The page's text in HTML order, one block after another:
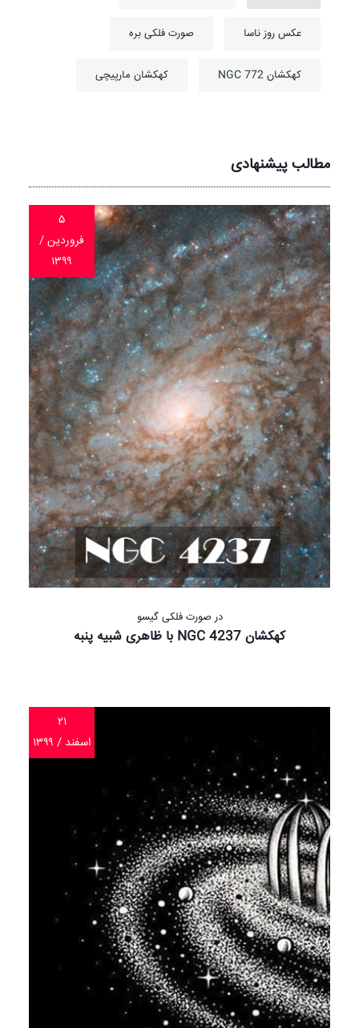
عکس روز ناسا صورت فلکی بره
کهکشان NGC 772 کهکشان مارپیچی
مطالب پیشنهادی
۵
فروردین /
۱۳۹۹
در صورت فلکی گیسو
کهکشان NGC 4237 با ظاهری شبیه پنبه
۲۱
اسفند / ۱۳۹۹